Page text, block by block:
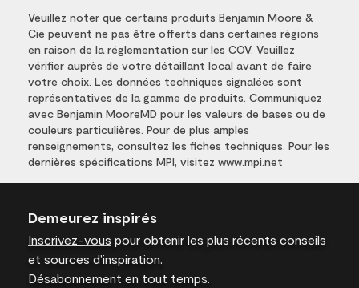
Veuillez noter que certains produits Benjamin Moore &
Cie peuvent ne pas être offerts dans certaines régions
en raison de la réglementation sur les COV. Veuillez
vérifier auprès de votre détaillant local avant de faire
votre choix. Les données techniques signalées sont
représentatives de la gamme de produits. Communiquez
avec Benjamin MooreMD pour les valeurs de bases ou de
couleurs particulières. Pour de plus amples
renseignements, consultez les fiches techniques. Pour les
dernières spécifications MPI, visitez www.mpi.net
Demeurez inspirés
Inscrivez-vous pour obtenir les plus récents conseils
et sources d’inspiration.
Désabonnement en tout temps.